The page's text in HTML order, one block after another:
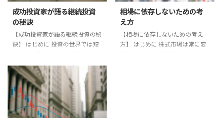
過多を避ける**：必要な情報だけ
を選ぶ。 実践例 プロのトレーダ
ーはストレス管理を重視し、運動
や瞑想を習慣化しています ...
すれば、将来の成長が期待され株
価が上がります。決算発表は株価
に大きな影響を与えるイベントで
す。 景気や金利 景気が好調で企
成功投資家が語る継続投資
の秘訣
【成功投資家が語る継続投資の秘
訣】 はじめに 投資の世界では短
できる力が最終的な成果を左右し
ます。成功した投資家は共通して
「継続投資」の重要性を語ってい
ます。本記事ではその秘訣を探り
ます。 秘訣1：規律を守る 成功投
資家は常にルールを持ち、それを
相場に依存しないための考
え方
【相場に依存しないための考え
方】 はじめに 株式市場は常に変